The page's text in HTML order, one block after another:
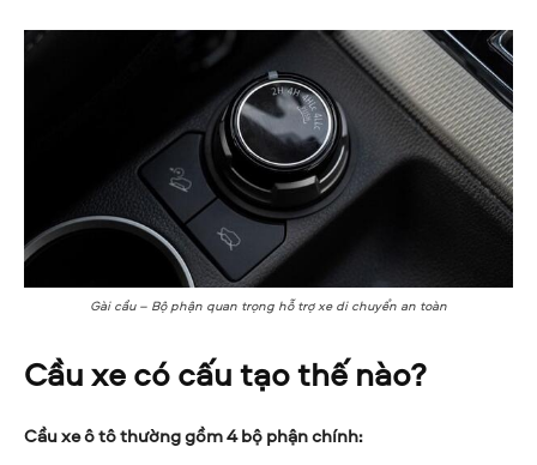
Gài cầu – Bộ phận quan trọng hỗ trợ xe di chuyển an toàn
Cầu xe có cấu tạo thế nào?
Cầu xe ô tô thường gồm 4 bộ phận chính: